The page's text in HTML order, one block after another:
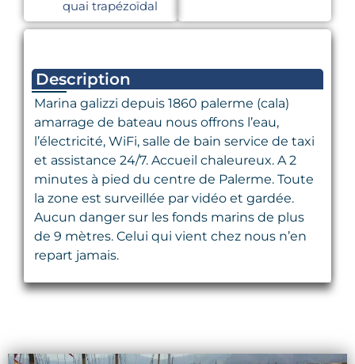
quai trapézoïdal
Description
Marina galizzi depuis 1860 palerme (cala)
amarrage de bateau nous offrons l’eau,
l’électricité, WiFi, salle de bain service de taxi
et assistance 24/7. Accueil chaleureux. A 2
minutes à pied du centre de Palerme. Toute
la zone est surveillée par vidéo et gardée.
Aucun danger sur les fonds marins de plus
de 9 mètres. Celui qui vient chez nous n’en
repart jamais.